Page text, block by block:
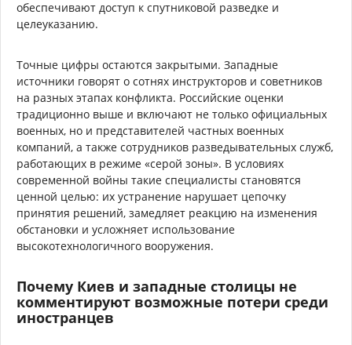
обеспечивают доступ к спутниковой разведке и
целеуказанию.
Точные цифры остаются закрытыми. Западные
источники говорят о сотнях инструкторов и советников
на разных этапах конфликта. Российские оценки
традиционно выше и включают не только официальных
военных, но и представителей частных военных
компаний, а также сотрудников разведывательных служб,
работающих в режиме «серой зоны». В условиях
современной войны такие специалисты становятся
ценной целью: их устранение нарушает цепочку
принятия решений, замедляет реакцию на изменения
обстановки и усложняет использование
высокотехнологичного вооружения.
Почему Киев и западные столицы не
комментируют возможные потери среди
иностранцев